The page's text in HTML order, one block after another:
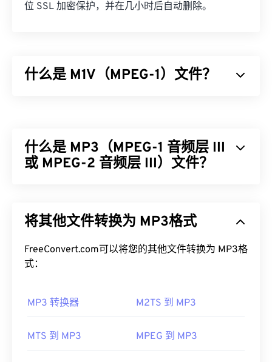
位 SSL 加密保护，并在几小时后自动删除。
什么是 M1V（MPEG-1）文件？
在所有使用有损压缩的格式中，M1V 与播放器、软
件和硬件的兼容性最广泛。
打开 M1V 文件时，最好使用VLC 媒体播放器
放器可以在多种操作系统上播放，包括 Windows、
Mac OS X、Linux 和 Unix。
如果打开 M1V 文件时出现问题，请尝试以下操作。
播放器软件是否为最新版本。在 Windows 系统中，
请按照以下说明操作，
确保正确的应用程序与文件关
件，确保其未感染恶意软件。
什么是 MP3（MPEG-1 音频层 III
或 MPEG-2 音频层 III）文件？
的文件，以便进行数字存储和传输。MP3 文件是消
MP3文件易于存储和共享，因此受众广泛。
由于 MP3 文件非常流行，大多数主流音频播放程序
Media Player中打开它，具体取决于您首选的平台。
将其他文件转换为 MP3格式
FreeConvert.com可以将您的其他文件转换为 MP3格
式：
MP3 转换器 M2TS 到 MP3
MTS 到 MP3 MPEG 到 MP3